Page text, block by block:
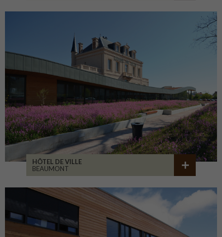
HÔTEL DE VILLE
BEAUMONT